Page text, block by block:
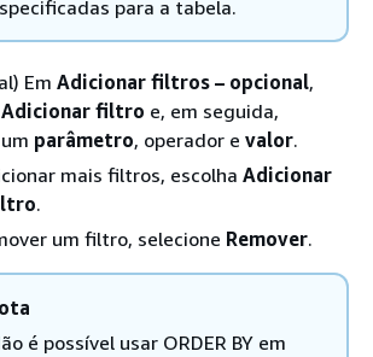
para a tabela.
Em Adicionar filtros – opcional,
Adicionar filtro e, em seguida,
parâmetro, operador e valor.
mais filtros, escolha Adicionar
.
um filtro, selecione Remover.
é possível usar ORDER BY em